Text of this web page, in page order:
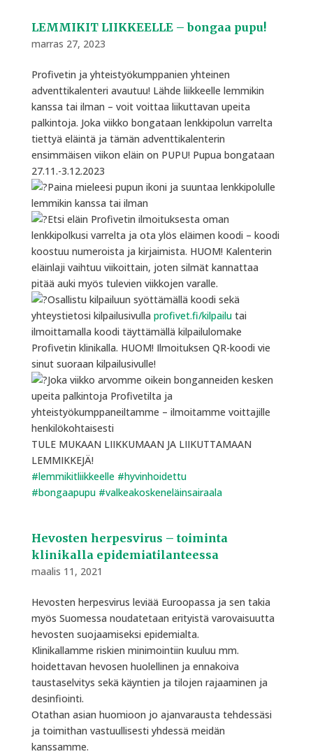
LEMMIKIT LIIKKEELLE – bongaa pupu!
marras 27, 2023
Profivetin ja yhteistyökumppanien yhteinen
adventtikalenteri avautuu! Lähde liikkeelle lemmikin
kanssa tai ilman – voit voittaa liikuttavan upeita
palkintoja. Joka viikko bongataan lenkkipolun varrelta
tiettyä eläintä ja tämän adventtikalenterin
ensimmäisen viikon eläin on PUPU! Pupua bongataan
27.11.-3.12.2023
Paina mieleesi pupun ikoni ja suuntaa lenkkipolulle
lemmikin kanssa tai ilman
Etsi eläin Profivetin ilmoituksesta oman
lenkkipolkusi varrelta ja ota ylös eläimen koodi – koodi
koostuu numeroista ja kirjaimista. HUOM! Kalenterin
eläinlaji vaihtuu viikoittain, joten silmät kannattaa
pitää auki myös tulevien viikkojen varalle.
Osallistu kilpailuun syöttämällä koodi sekä
yhteystietosi kilpailusivulla profivet.fi/kilpailutai
ilmoittamalla koodi täyttämällä kilpailulomake
Profivetin klinikalla. HUOM! Ilmoituksen QR-koodi vie
sinut suoraan kilpailusivulle!
Joka viikko arvomme oikein bonganneiden kesken
upeita palkintoja Profivetilta ja
yhteistyökumppaneiltamme – ilmoitamme voittajille
henkilökohtaisesti
TULE MUKAAN LIIKKUMAAN JA LIIKUTTAMAAN
LEMMIKKEJÄ!
#lemmikitliikkeelle #hyvinhoidettu
#bongaapupu #valkeakoskeneläinsairaala
Hevosten herpesvirus – toiminta
klinikalla epidemiatilanteessa
maalis 11, 2021
Hevosten herpesvirus leviää Euroopassa ja sen takia
myös Suomessa noudatetaan erityistä varovaisuutta
hevosten suojaamiseksi epidemialta.
Klinikallamme riskien minimointiin kuuluu mm.
hoidettavan hevosen huolellinen ja ennakoiva
taustaselvitys sekä käyntien ja tilojen rajaaminen ja
desinfiointi.
Otathan asian huomioon jo ajanvarausta tehdessäsi
ja toimithan vastuullisesti yhdessä meidän
kanssamme.